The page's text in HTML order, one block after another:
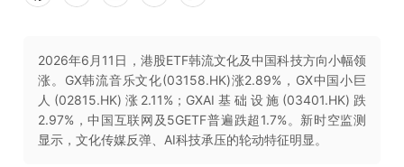
2026年6月11日，港股ETF韩流文化及中国科技方向小幅领
涨。GX韩流音乐文化(03158.HK)涨2.89%，GX中国小巨
人(02815.HK)涨2.11%；GXAI基础设施(03401.HK)跌
2.97%，中国互联网及5GETF普遍跌超1.7%。新时空监测
显示，文化传媒反弹、AI科技承压的轮动特征明显。